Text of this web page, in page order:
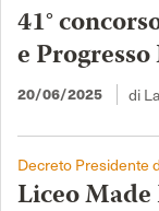
41°
e
20/06/2025 di
Decreto Presidente
Liceo